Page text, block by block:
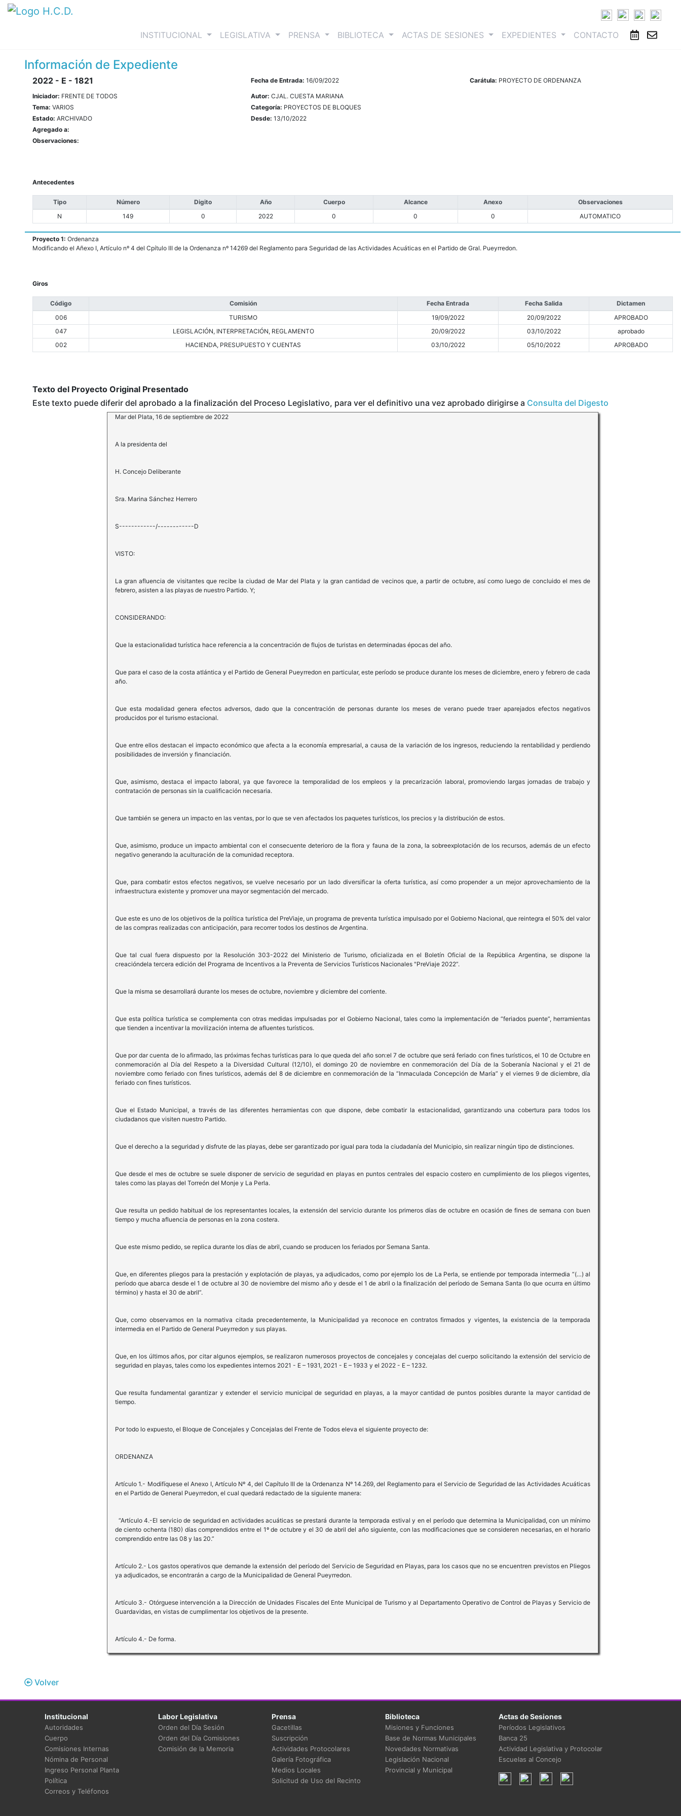
INSTITUCIONAL (current)LEGISLATIVA PRENSA BIBLIOTECA ACTAS DE SESIONES EXPEDIENTES CONTACTO
Información de Expediente
2022 - E - 1821 Fecha de Entrada:16/09/2022 Carátula: PROYECTO DE ORDENANZA
Iniciador: FRENTE DE TODOS Autor:CJAL. CUESTA MARIANA
Tema: VARIOS Categoría: PROYECTOS DE BLOQUES
Estado: ARCHIVADO Desde:13/10/2022
Agregado a:
Observaciones:
Antecedentes
Tipo Número Digito Año Cuerpo Alcance Anexo
Observaciones
N
149 0 2022 0 0 0 AUTOMATICO
Proyecto 1: Ordenanza
Modificando el Añexo I, Artículo nº 4 del Cpítulo III de la Ordenanza nº 14269 del Reglamento para Seguridad de las Actividades Acuáticas en el Partido de Gral. Pueyrredon.
Giros
Código Comisión Fecha Entrada Fecha Salida
Dictamen
006
TURISMO 19/09/2022 20/09/2022
APROBADO
047
LEGISLACIÓN, INTERPRETACIÓN, REGLAMENTO 20/09/2022 03/10/2022
aprobado
002
HACIENDA, PRESUPUESTO Y CUENTAS 03/10/2022 05/10/2022 APROBADO
Texto del Proyecto Original Presentado
Este texto puede diferir del aprobado a la finalización del Proceso Legislativo, para ver el definitivo una vez aprobado dirigirse a Consulta del Digesto
Mar del Plata, 16 de septiembre de 2022
A la presidenta del
H. Concejo Deliberante
Sra. Marina Sánchez Herrero
S------------/------------D
VISTO:
La gran afluencia de visitantes que recibe la ciudad de Mar del Plata y la gran cantidad de vecinos que, a partir de octubre, así como luego de concluido el mes de
febrero, asisten a las playas de nuestro Partido. Y;
CONSIDERANDO:
Que la estacionalidad turística hace referencia a la concentración de flujos de turistas en determinadas épocas del año.
Que para el caso de la costa atlántica y el Partido de General Pueyrredon en particular, este período se produce durante los meses de diciembre, enero y febrero de cada
año.
Que esta modalidad genera efectos adversos, dado que la concentración de personas durante los meses de verano puede traer aparejados efectos negativos
producidos por el turismo estacional.
Que entre ellos destacan el impacto económico que afecta a la economía empresarial, a causa de la variación de los ingresos, reduciendo la rentabilidad y perdiendo
posibilidades de inversión y financiación.
Que, asimismo, destaca el impacto laboral, ya que favorece la temporalidad de los empleos y la precarización laboral, promoviendo largas jornadas de trabajo y
contratación de personas sin la cualificación necesaria.
Que también se genera un impacto en las ventas, por lo que se ven afectados los paquetes turísticos, los precios y la distribución de estos.
Que, asimismo, produce un impacto ambiental con el consecuente deterioro de la flora y fauna de la zona, la sobreexplotación de los recursos, además de un efecto
negativo generando la aculturación de la comunidad receptora.
Que, para combatir estos efectos negativos, se vuelve necesario por un lado diversificar la oferta turística, así como propender a un mejor aprovechamiento de la
infraestructura existente y promover una mayor segmentación del mercado.
Que este es uno de los objetivos de la política turística del PreViaje, un programa de preventa turística impulsado por el Gobierno Nacional, que reintegra el 50% del valor
de las compras realizadas con anticipación, para recorrer todos los destinos de Argentina.
Que tal cual fuera dispuesto por la Resolución 303-2022 del Ministerio de Turismo, oficializada en el Boletín Oficial de la República Argentina, se dispone la
creacióndela tercera edición del Programa de Incentivos a la Preventa de Servicios Turísticos Nacionales "PreViaje 2022”.
Que la misma se desarrollará durante los meses de octubre, noviembre y diciembre del corriente.
Que esta política turística se complementa con otras medidas impulsadas por el Gobierno Nacional, tales como la implementación de “feriados puente”, herramientas
que tienden a incentivar la movilización interna de afluentes turísticos.
Que por dar cuenta de lo afirmado, las próximas fechas turísticas para lo que queda del año son:el 7 de octubre que será feriado con fines turísticos, el 10 de Octubre en
conmemoración al Día del Respeto a la Diversidad Cultural (12/10), el domingo 20 de noviembre en conmemoración del Día de la Soberanía Nacional y el 21 de
noviembre como feriado con fines turísticos, además del 8 de diciembre en conmemoración de la “Inmaculada Concepción de María” y el viernes 9 de diciembre, día
feriado con fines turísticos.
Que el Estado Municipal, a través de las diferentes herramientas con que dispone, debe combatir la estacionalidad, garantizando una cobertura para todos los
ciudadanos que visiten nuestro Partido.
Que el derecho a la seguridad y disfrute de las playas, debe ser garantizado por igual para toda la ciudadanía del Municipio, sin realizar ningún tipo de distinciones.
Que desde el mes de octubre se suele disponer de servicio de seguridad en playas en puntos centrales del espacio costero en cumplimiento de los pliegos vigentes,
tales como las playas del Torreón del Monje y La Perla.
Que resulta un pedido habitual de los representantes locales, la extensión del servicio durante los primeros días de octubre en ocasión de fines de semana con buen
tiempo y mucha afluencia de personas en la zona costera.
Que este mismo pedido, se replica durante los días de abril, cuando se producen los feriados por Semana Santa.
Que, en diferentes pliegos para la prestación y explotación de playas, ya adjudicados, como por ejemplo los de La Perla, se entiende por temporada intermedia “(…) al
período que abarca desde el 1 de octubre al 30 de noviembre del mismo año y desde el 1 de abril o la finalización del período de Semana Santa (lo que ocurra en último
término) y hasta el 30 de abril”.
Que, como observamos en la normativa citada precedentemente, la Municipalidad ya reconoce en contratos firmados y vigentes, la existencia de la temporada
intermedia en el Partido de General Pueyrredon y sus playas.
Que, en los últimos años, por citar algunos ejemplos, se realizaron numerosos proyectos de concejales y concejalas del cuerpo solicitando la extensión del servicio de
seguridad en playas, tales como los expedientes internos 2021 - E – 1931, 2021 - E – 1933 y el 2022 - E – 1232.
Que resulta fundamental garantizar y extender el servicio municipal de seguridad en playas, a la mayor cantidad de puntos posibles durante la mayor cantidad de
tiempo.
Por todo lo expuesto, el Bloque de Concejales y Concejalas del Frente de Todos eleva el siguiente proyecto de:
ORDENANZA
Artículo 1.- Modifíquese el Anexo I, Artículo Nº 4, del Capítulo III de la Ordenanza Nº 14.269, del Reglamento para el Servicio de Seguridad de las Actividades Acuáticas
en el Partido de General Pueyrredon, el cual quedará redactado de la siguiente manera:
“Artículo 4.-El servicio de seguridad en actividades acuáticas se prestará durante la temporada estival y en el período que determina la Municipalidad, con un mínimo
de ciento ochenta (180) días comprendidos entre el 1º de octubre y el 30 de abril del año siguiente, con las modificaciones que se consideren necesarias, en el horario
comprendido entre las 08 y las 20.”
Artículo 2.- Los gastos operativos que demande la extensión del período del Servicio de Seguridad en Playas, para los casos que no se encuentren previstos en Pliegos
ya adjudicados, se encontrarán a cargo de la Municipalidad de General Pueyrredon.
Artículo 3.- Otórguese intervención a la Dirección de Unidades Fiscales del Ente Municipal de Turismo y al Departamento Operativo de Control de Playas y Servicio de
Guardavidas, en vistas de cumplimentar los objetivos de la presente.
Artículo 4.- De forma.
Volver
Institucional
Autoridades
Cuerpo
Comisiones Internas
Nómina de Personal
Ingreso Personal Planta
Política
Correos y Teléfonos
Labor Legislativa
Orden del Día Sesión
Orden del Día Comisiones
Comisión de la Memoria
Prensa
Gacetillas
Suscripción
Actividades Protocolares
Galería Fotográfica
Medios Locales
Solicitud de Uso del Recinto
Biblioteca
Misiones y Funciones
Base de Normas Municipales
Novedades Normativas
Legislación Nacional
Provincial y Municipal
Actas de Sesiones
Períodos Legislativos
Banca 25
Actividad Legislativa y Protocolar
Escuelas al Concejo